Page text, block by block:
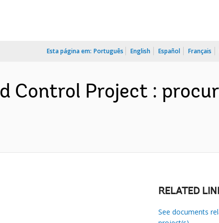
Esta página em: Português English Español Français
Control Project :
RELATED
See documents